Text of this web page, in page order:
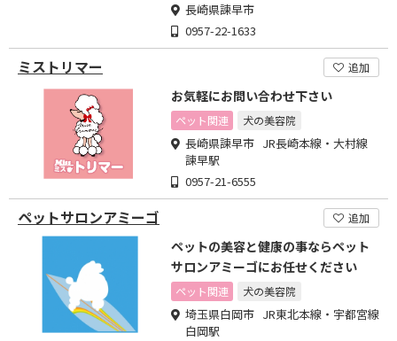
長崎県諫早市
0957-22-1633
ミストリマー 追加
お気軽にお問い合わせ下さい
ペット関連 犬の美容院
長崎県諫早市 JR長崎本線・大村線
諫早駅
0957-21-6555
ペットサロンアミーゴ 追加
ペットの美容と健康の事ならペット
サロンアミーゴにお任せください
ペット関連 犬の美容院
埼玉県白岡市 JR東北本線・宇都宮線
白岡駅